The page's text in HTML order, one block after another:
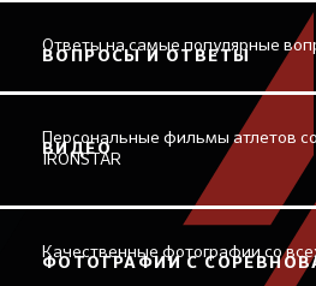
ВОПРОСЫ И ОТВЕТЫ
Ответы на самые популярные
ВИДЕО
Персональные фильмы атлетов
IRONSTAR
ФОТОГРАФИИ С
Качественные фотографии со